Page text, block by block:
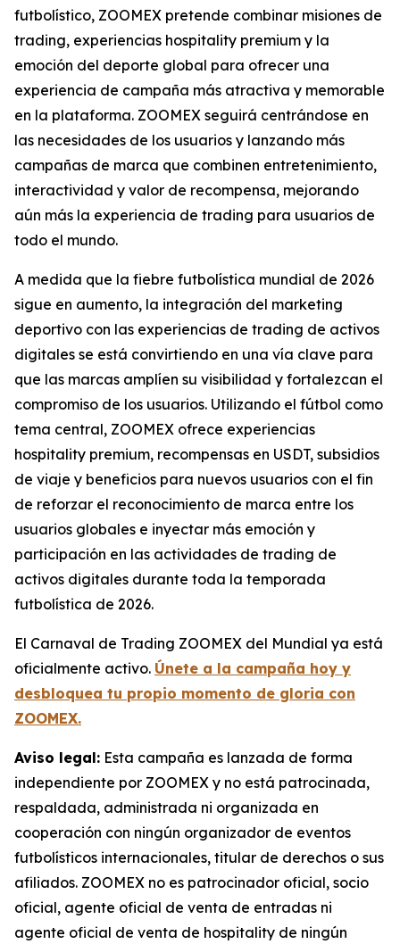
futbolístico, ZOOMEX pretende combinar misiones de
trading, experiencias hospitality premium y la
emoción del deporte global para ofrecer una
experiencia de campaña más atractiva y memorable
en la plataforma. ZOOMEX seguirá centrándose en
las necesidades de los usuarios y lanzando más
campañas de marca que combinen entretenimiento,
interactividad y valor de recompensa, mejorando
aún más la experiencia de trading para usuarios de
todo el mundo.
A medida que la fiebre futbolística mundial de 2026
sigue en aumento, la integración del marketing
deportivo con las experiencias de trading de activos
digitales se está convirtiendo en una vía clave para
que las marcas amplíen su visibilidad y fortalezcan el
compromiso de los usuarios. Utilizando el fútbol como
tema central, ZOOMEX ofrece experiencias
hospitality premium, recompensas en USDT, subsidios
de viaje y beneficios para nuevos usuarios con el fin
de reforzar el reconocimiento de marca entre los
usuarios globales e inyectar más emoción y
participación en las actividades de trading de
activos digitales durante toda la temporada
futbolística de 2026.
El Carnaval de Trading ZOOMEX del Mundial ya está
oficialmente activo. Únete a la campaña hoy y
desbloquea tu propio momento de gloria con
ZOOMEX.
Aviso legal: Esta campaña es lanzada de forma
independiente por ZOOMEX y no está patrocinada,
respaldada, administrada ni organizada en
cooperación con ningún organizador de eventos
futbolísticos internacionales, titular de derechos o sus
afiliados. ZOOMEX no es patrocinador oficial, socio
oficial, agente oficial de venta de entradas ni
agente oficial de venta de hospitality de ningún